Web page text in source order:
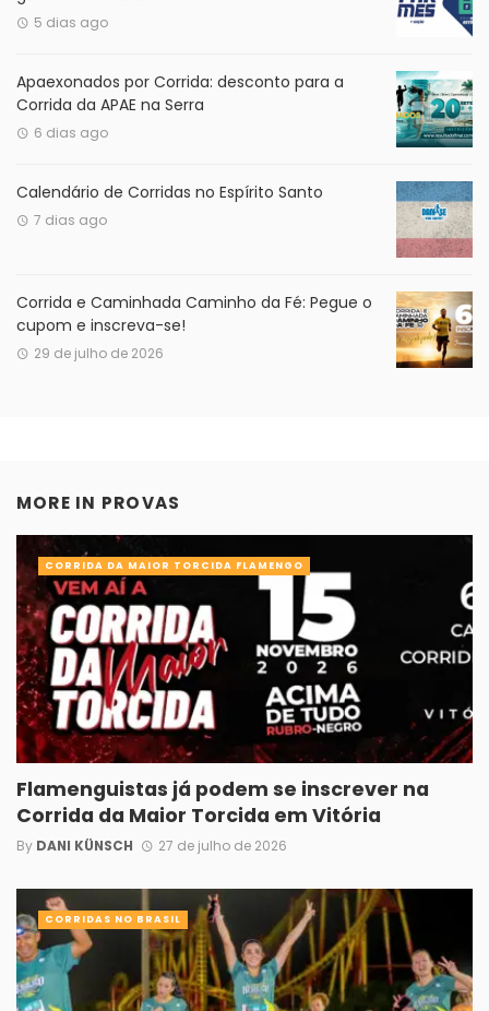
5 dias ago
Apaexonados por Corrida: desconto para a
Corrida da APAE na Serra
6 dias ago
Calendário de Corridas no Espírito Santo
7 dias ago
Corrida e Caminhada Caminho da Fé: Pegue o
cupom e inscreva-se!
29 de julho de 2026
MORE IN PROVAS
Flamenguistas já podem se inscrever na
Corrida da Maior Torcida em Vitória
By DANI KÜNSCH 27 de julho de 2026
CORRIDA DA MAIOR TORCIDA FLAMENGO
CORRIDAS NO BRASIL